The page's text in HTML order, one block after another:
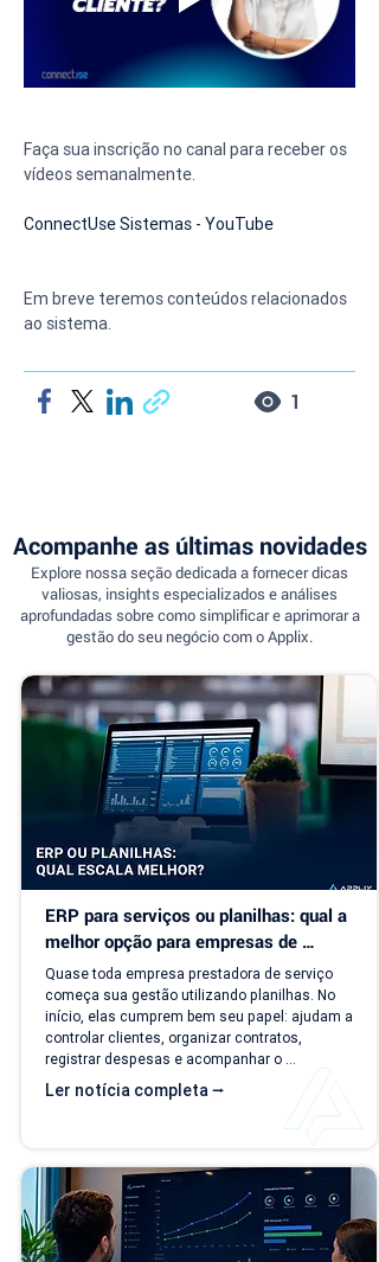
Faça sua inscrição no canal para receber os
vídeos semanalmente.
ConnectUse Sistemas - YouTube
Em breve teremos conteúdos relacionados
ao sistema.
1
Acompanhe as últimas novidades
Explore nossa seção dedicada a fornecer dicas
valiosas, insights especializados e análises
aprofundadas sobre como simplificar e aprimorar a
gestão do seu negócio com o Applix.
ERP para serviços ou planilhas: qual a
melhor opção para empresas de
serviço?
Ler notícia completa ⭢
Quase toda empresa prestadora de serviço
começa sua gestão utilizando planilhas. No
início, elas cumprem bem seu papel: ajudam a
controlar clientes, organizar contratos,
registrar despesas e acompanhar o
faturamento. O problema é que a empresa
evolui, mas o modelo de gestão muitas vezes
continua o mesmo. Com o aumento da
cobranças recorrentes e processos
financeiros mais complexos, aquilo que antes
era simples passa a consumir tempo, gerar
retrabalho e...